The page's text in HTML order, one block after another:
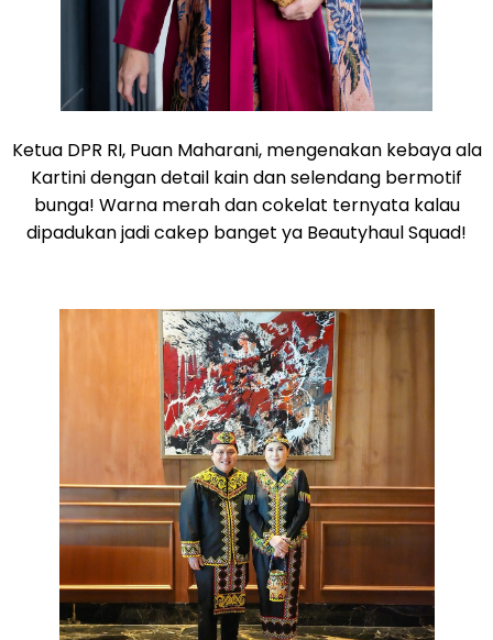
Ketua DPR RI, Puan Maharani, mengenakan kebaya ala
Kartini dengan detail kain dan selendang bermotif
bunga! Warna merah dan cokelat ternyata kalau
dipadukan jadi cakep banget ya Beautyhaul Squad!